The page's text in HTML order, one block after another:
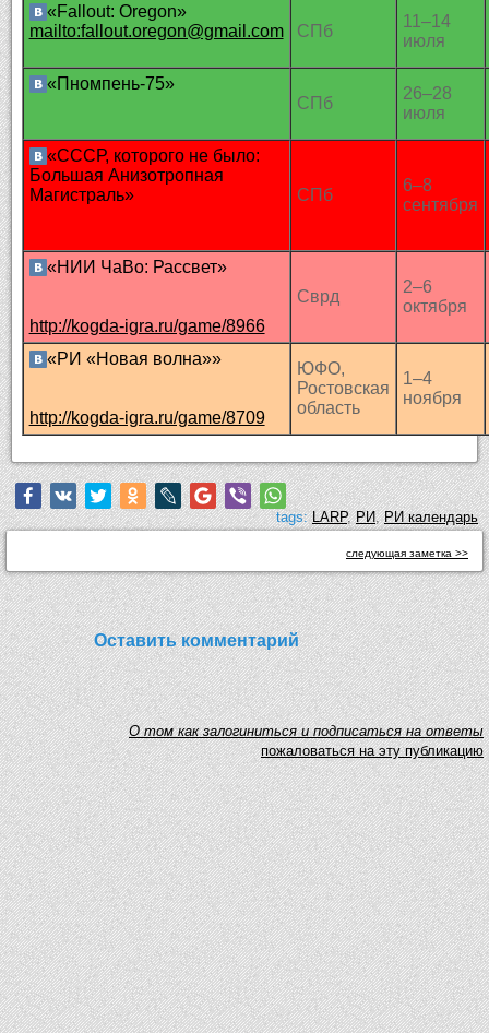
«Fallout: Oregon»
mailto:fallout.oregon@gmail.com
СПб
11–14
июля
«Пномпень-75»
СПб
26–28
июля
«СССР, которого не было:
Большая Анизотропная
Магистраль»
СПб
6–8
сентября
«НИИ ЧаВо: Рассвет»
http://kogda-igra.ru/game/8966
Сврд
2–6
октября
«РИ «Новая волна»»
http://kogda-igra.ru/game/8709
ЮФО,
Ростовская
область
1–4
ноября
tags: LARP,РИ,РИ календарь
следующая заметка >>
Оставить комментарий
O том как залогиниться и подписаться на ответы
пожаловаться на эту публикацию